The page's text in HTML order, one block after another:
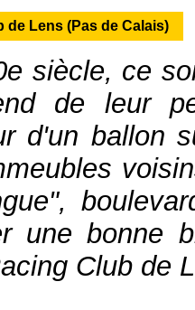
de Lens (Pas de Calais)
siècle, ce
de leur
d'un ballon
une bonne
Club de